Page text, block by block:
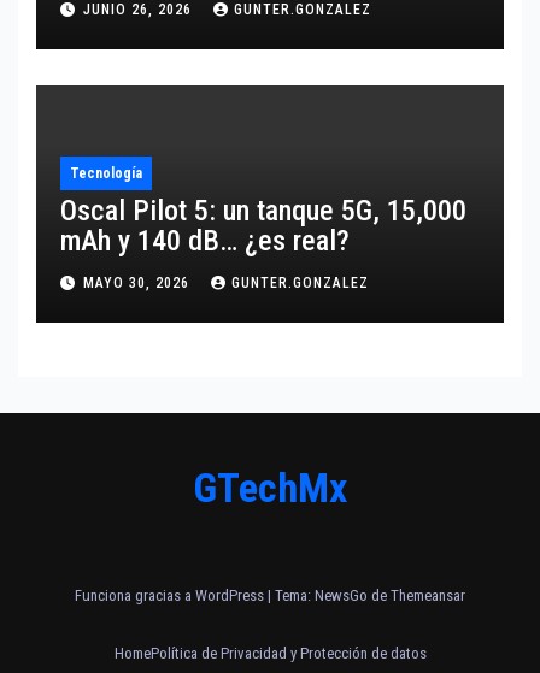
JUNIO 26, 2026 GUNTER.GONZALEZ
Tecnología
Oscal Pilot 5: un tanque 5G, 15,000
mAh y 140 dB… ¿es real?
MAYO 30, 2026 GUNTER.GONZALEZ
GTechMx
Funciona gracias a WordPress | Tema: NewsGo de Themeansar
HomePolítica de Privacidad y Protección de datos